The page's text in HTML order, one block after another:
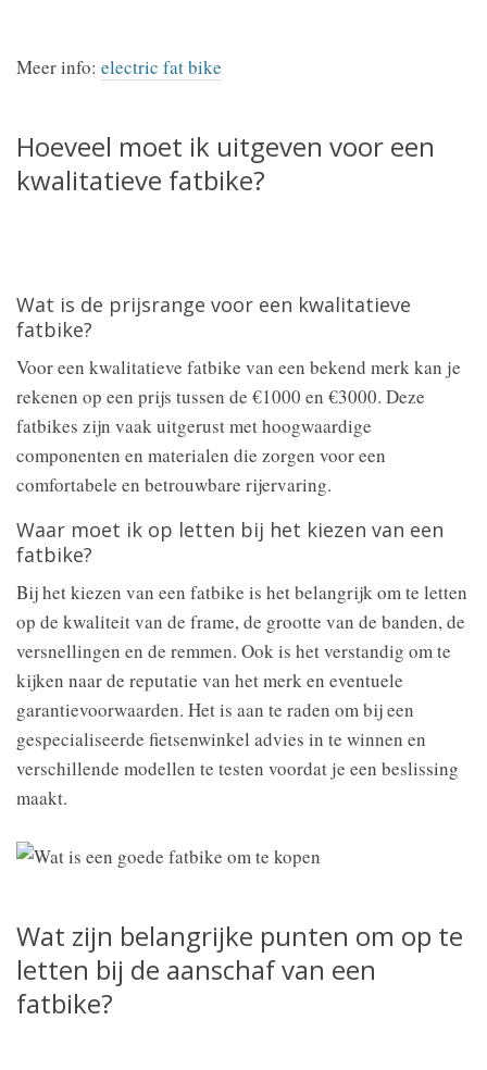
Meer info: electric fat bike
Hoeveel moet ik uitgeven voor een
kwalitatieve fatbike?
Wat is de prijsrange voor een kwalitatieve
fatbike?
Voor een kwalitatieve fatbike van een bekend merk kan je
rekenen op een prijs tussen de €1000 en €3000. Deze
fatbikes zijn vaak uitgerust met hoogwaardige
componenten en materialen die zorgen voor een
comfortabele en betrouwbare rijervaring.
Waar moet ik op letten bij het kiezen van een
fatbike?
Bij het kiezen van een fatbike is het belangrijk om te letten
op de kwaliteit van de frame, de grootte van de banden, de
versnellingen en de remmen. Ook is het verstandig om te
kijken naar de reputatie van het merk en eventuele
garantievoorwaarden. Het is aan te raden om bij een
gespecialiseerde fietsenwinkel advies in te winnen en
verschillende modellen te testen voordat je een beslissing
maakt.
Wat zijn belangrijke punten om op te
letten bij de aanschaf van een
fatbike?